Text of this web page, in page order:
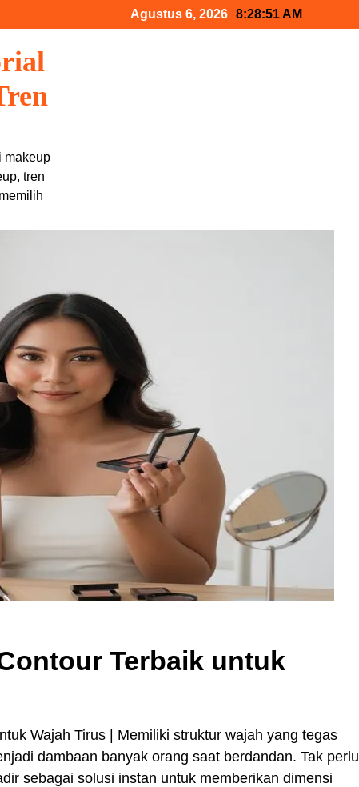
Agustus 6, 2026 8:28:52 AM
makeup
tren
Terbaik untuk
Wajah Tirus
Memiliki struktur wajah yang tegas
dambaan banyak orang saat berdandan. Tak perlu
sebagai solusi instan untuk memberikan dimensi